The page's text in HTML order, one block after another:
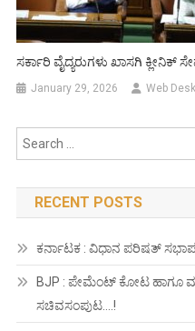
ಸರ್ಕಾರಿ ವೈದ್ಯರುಗಳು ಖಾಸಗಿ ಕ್ಲೀನಿಕ್
January 29, 2026 Web Desk
RECENT POSTS
ಕರ್ನಾಟಕ : ವಿಧಾನ ಪರಿಷತ್
BJP : ಪೇಮೆಂಟ್ ಕೋಟ
ಸಚಿವಸಂಪುಟ….!